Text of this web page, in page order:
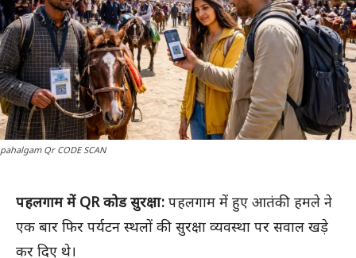
pahalgam Qr CODE SCAN
पहलगाम में QR कोड सुरक्षा: पहलगाम में हुए आतंकी हमले ने
एक बार फिर पर्यटन स्थलों की सुरक्षा व्यवस्था पर सवाल खड़े
कर दिए थे।